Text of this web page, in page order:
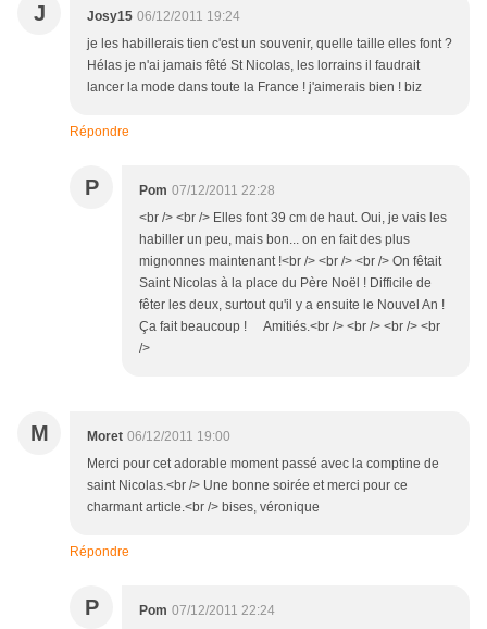
J Josy15 06/12/2011 19:24
je les habillerais tien c'est un souvenir, quelle taille elles font ?
Hélas je n'ai jamais fêté St Nicolas, les lorrains il faudrait
lancer la mode dans toute la France ! j'aimerais bien ! biz
Répondre
P Pom 07/12/2011 22:28
<br /> <br /> Elles font 39 cm de haut. Oui, je vais les
habiller un peu, mais bon... on en fait des plus
mignonnes maintenant !<br /> <br /> <br /> On fêtait
Saint Nicolas à la place du Père Noël ! Difficile de
fêter les deux, surtout qu'il y a ensuite le Nouvel An !
Ça fait beaucoup ! Amitiés.<br /> <br /> <br /> <br
/>
M Moret 06/12/2011 19:00
Merci pour cet adorable moment passé avec la comptine de
saint Nicolas.<br /> Une bonne soirée et merci pour ce
charmant article.<br /> bises, véronique
Répondre
P Pom 07/12/2011 22:24